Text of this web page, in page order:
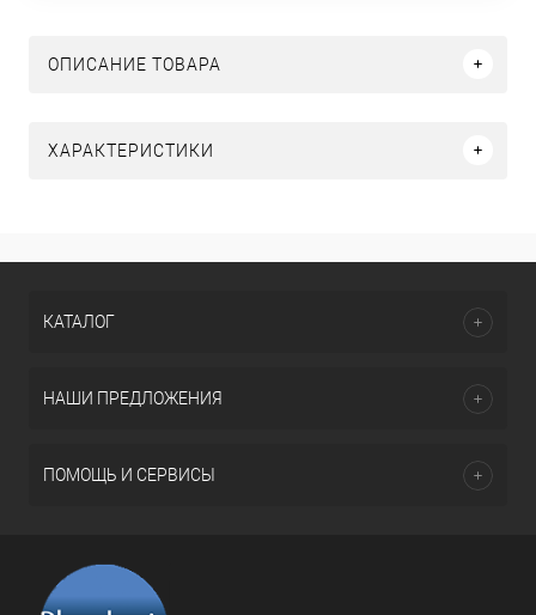
ОПИСАНИЕ ТОВАРА
ХАРАКТЕРИСТИКИ
КАТАЛОГ
НАШИ ПРЕДЛОЖЕНИЯ
ПОМОЩЬ И СЕРВИСЫ